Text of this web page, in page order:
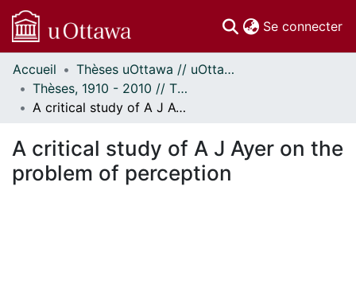
Se connecter
Communautés
et collections
Parcourir
À propos
Accueil
Thèses uOttawa // uOttawa Theses
Thèses, 1910 - 2010 // Theses, 1910 - 2010
A critical study of A J Ayer on the problem of perception
A critical study of A J Ayer on the
problem of perception